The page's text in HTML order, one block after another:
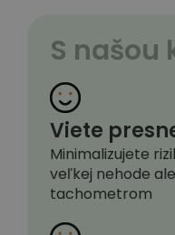
S našou
Viete
Minimalizujete
veľkej nehode
tachometrom